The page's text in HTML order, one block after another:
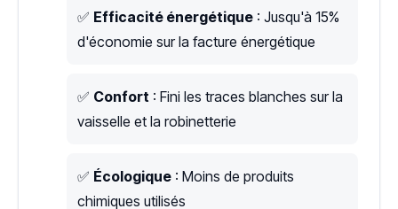
✅ Efficacité énergétique : Jusqu'à 15%
d'économie sur la facture énergétique
✅ Confort : Fini les traces blanches sur la
vaisselle et la robinetterie
✅ Écologique : Moins de produits
chimiques utilisés